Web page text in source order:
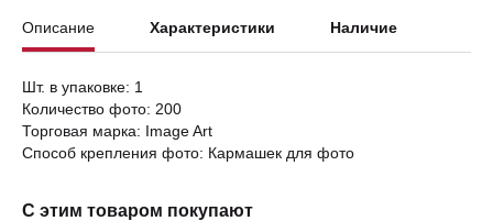
Описание Характеристики Наличие
Шт. в упаковке: 1
Количество фото: 200
Торговая марка: Image Art
Способ крепления фото: Кармашек для фото
С этим товаром покупают